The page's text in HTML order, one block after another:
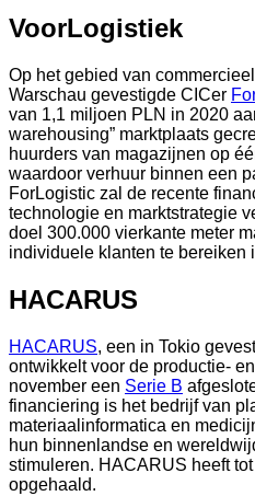
VoorLogistiek
Op het gebied van
Warschau gevestigde CICer
van 1,1 miljoen PLN in 2020
warehousing” marktplaats
huurders van magazijnen op
waardoor verhuur binnen een
ForLogistic zal de recente
technologie en marktstrategie
doel 300.000 vierkante meter
HACARUS
HACARUS, een in Tokio
ontwikkelt voor de productie-
november een Serie B
financiering is het bedrijf van
materiaalinformatica en
hun binnenlandse en
stimuleren. HACARUS heeft
opgehaald.